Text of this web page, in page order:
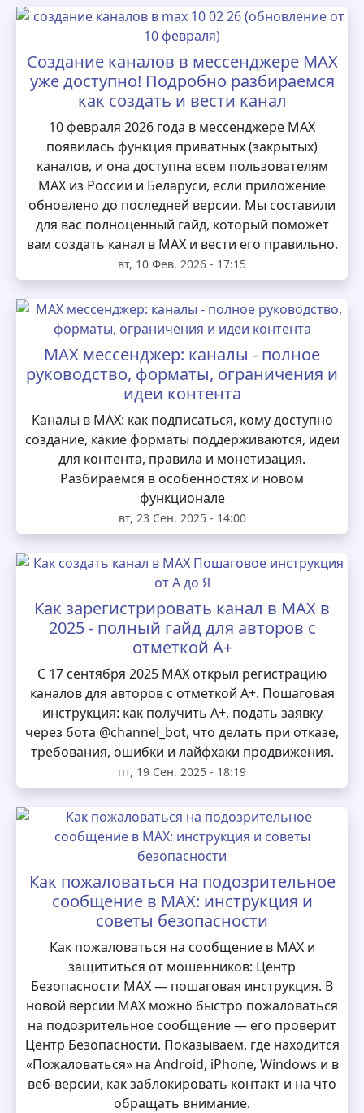
Создание каналов в мессенджере MAX
уже доступно! Подробно разбираемся
как создать и вести канал
10 февраля 2026 года в мессенджере MAX
появилась функция приватных (закрытых)
каналов, и она доступна всем пользователям
MAX из России и Беларуси, если приложение
обновлено до последней версии. Мы составили
для вас полноценный гайд, который поможет
вам создать канал в MAX и вести его правильно.
вт, 10 Фев. 2026 - 17:15
MAX мессенджер: каналы - полное
руководство, форматы, ограничения и
идеи контента
Каналы в MAX: как подписаться, кому доступно
создание, какие форматы поддерживаются, идеи
для контента, правила и монетизация.
Разбираемся в особенностях и новом
функционале
вт, 23 Сен. 2025 - 14:00
Как зарегистрировать канал в MAX в
2025 - полный гайд для авторов с
отметкой А+
С 17 сентября 2025 MAX открыл регистрацию
каналов для авторов с отметкой А+. Пошаговая
инструкция: как получить А+, подать заявку
через бота @channel_bot, что делать при отказе,
требования, ошибки и лайфхаки продвижения.
пт, 19 Сен. 2025 - 18:19
Как пожаловаться на подозрительное
сообщение в MAX: инструкция и
советы безопасности
Как пожаловаться на сообщение в MAX и
защититься от мошенников: Центр
Безопасности MAX — пошаговая инструкция. В
новой версии MAX можно быстро пожаловаться
на подозрительное сообщение — его проверит
Центр Безопасности. Показываем, где находится
«Пожаловаться» на Android, iPhone, Windows и в
веб-версии, как заблокировать контакт и на что
обращать внимание.